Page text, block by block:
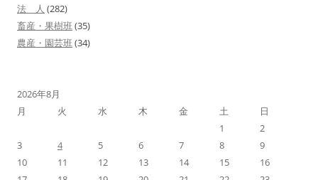
法 人 (282)
畜産・果樹班(35)
農産・園芸班(34)
2026年8月
月
火 水 木 金 土
日
1
2
3
4 5 6 7 8
9
10
11 12 13 14 15
16